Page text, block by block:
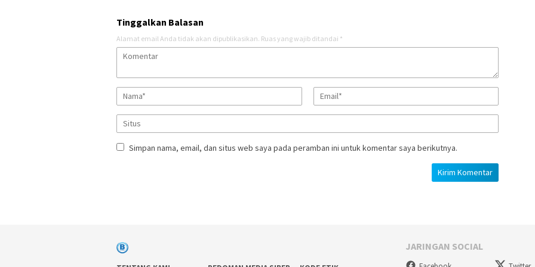
Tinggalkan Balasan
Alamat email Anda tidak akan dipublikasikan. Ruas yang wajib ditandai *
Simpan nama, email, dan situs web saya pada peramban ini untuk komentar saya berikutnya.
JARINGAN SOCIAL